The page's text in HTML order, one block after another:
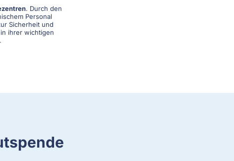
. Durch den
Personal
Sicherheit und
ihrer wichtigen